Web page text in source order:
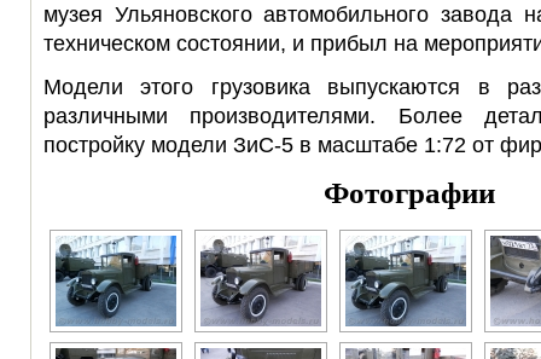
музея Ульяновского автомобильного завода
техническом состоянии, и прибыл на
Модели этого грузовика выпускаются в
различными производителями. Более
постройку модели ЗиС-5 в масштабе 1:72 от
Фотографии